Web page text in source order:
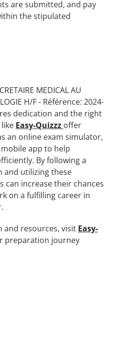
are submitted, and pay
the stipulated
MEDICAL AU
H/F - Référence: 2024-
dedication and the right
Easy-Quizzz offer
an online exam simulator,
app to help
By following a
and utilizing these
can increase their chances
on a fulfilling career in
and resources, visit Easy-
preparation journey